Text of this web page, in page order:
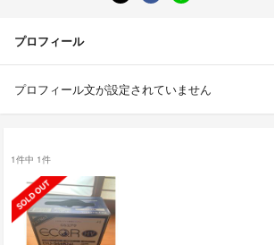
プロフィール
プロフィール文が設定されていません
1件中 1件